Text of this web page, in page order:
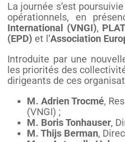
La journée s’est
opérationnels, en
International (VNGI),
(EPD) et l’Association
Introduite par une
les priorités des
dirigeants de ces
M. Adrien Trocmé,
(VNGI) ;
M. Boris Tonhauser,
M. Thijs Berman,